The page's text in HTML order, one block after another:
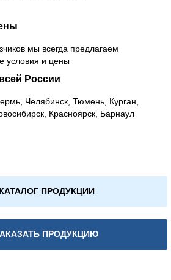
мы всегда предлагаем
условия и цены
России
Челябинск, Тюмень, Курган,
Красноярск, Барнаул
КАТАЛОГ ПРОДУКЦИИ
ПРОДУКЦИЮ